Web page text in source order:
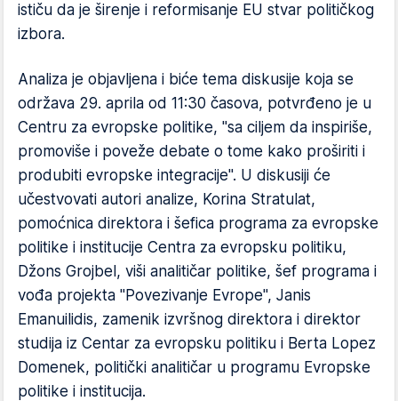
ističu da je širenje i reformisanje EU stvar političkog
izbora.
Analiza je objavljena i biće tema diskusije koja se
održava 29. aprila od 11:30 časova, potvrđeno je u
Centru za evropske politike, "sa ciljem da inspiriše,
promoviše i poveže debate o tome kako proširiti i
produbiti evropske integracije". U diskusiji će
učestvovati autori analize, Korina Stratulat,
pomoćnica direktora i šefica programa za evropske
politike i institucije Centra za evropsku politiku,
Džons Grojbel, viši analitičar politike, šef programa i
vođa projekta "Povezivanje Evrope", Janis
Emanuilidis, zamenik izvršnog direktora i direktor
studija iz Centar za evropsku politiku i Berta Lopez
Domenek, politički analitičar u programu Evropske
politike i institucija.